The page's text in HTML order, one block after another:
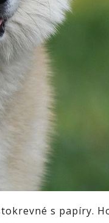
s papíry.